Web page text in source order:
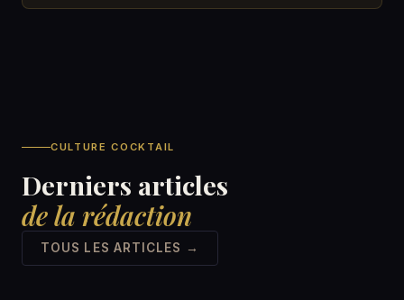
CULTURE COCKTAIL
Derniers articles
de la rédaction
TOUS LES ARTICLES →